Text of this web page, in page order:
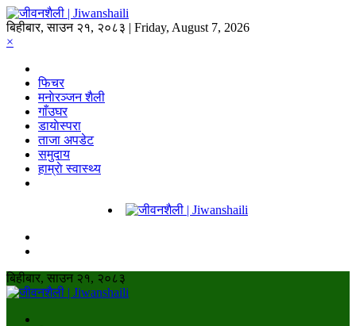
बिहीबार, साउन २१, २०८३ | Friday, August 7, 2026
×
फिचर
मनाेरञ्जन शैली
गाँउघर
डायाेस्परा
ताजा अपडेट
समुदाय
हाम्राे स्वास्थ्य
बिहीबार, साउन २१, २०८३